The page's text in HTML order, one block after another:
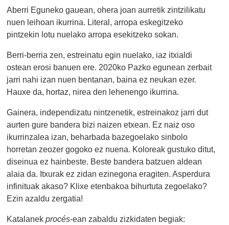
Aberri Eguneko gauean, ohera joan aurretik zintzilikatu
nuen leihoan ikurrina. Literal, arropa eskegitzeko
pintzekin lotu nuelako arropa esekitzeko sokan.
Berri-berria zen, estreinatu egin nuelako, iaz itxialdi
ostean erosi banuen ere. 2020ko Pazko egunean zerbait
jarri nahi izan nuen bentanan, baina ez neukan ezer.
Hauxe da, hortaz, nirea den lehenengo ikurrina.
Gainera, independizatu nintzenetik, estreinakoz jarri dut
aurten gure bandera bizi naizen etxean. Ez naiz oso
ikurrinzalea izan, beharbada bazegoelako sinbolo
horretan zeozer gogoko ez nuena. Koloreak gustuko ditut,
diseinua ez hainbeste. Beste bandera batzuen aldean
alaia da. Itxurak ez zidan ezinegona eragiten. Asperdura
infinituak akaso? Klixe etenbakoa bihurtuta zegoelako?
Ezin azaldu zergatia!
Katalanekprocés-ean zabaldu zizkidaten begiak: